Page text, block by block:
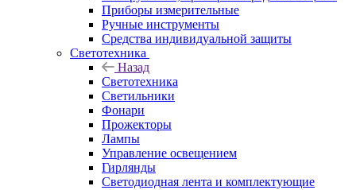
Приборы измерительные
Ручные инструменты
Средства индивидуальной защиты
Светотехника
Назад
Светотехника
Светильники
Фонари
Прожекторы
Лампы
Управление освещением
Гирлянды
Светодиодная лента и комплектующие